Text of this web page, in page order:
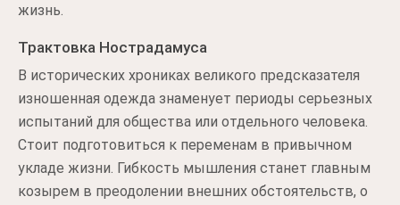
жизнь.
Трактовка Нострадамуса
В исторических хрониках великого предсказателя
изношенная одежда знаменует периоды серьезных
испытаний для общества или отдельного человека.
Стоит подготовиться к переменам в привычном
укладе жизни. Гибкость мышления станет главным
козырем в преодолении внешних обстоятельств, о